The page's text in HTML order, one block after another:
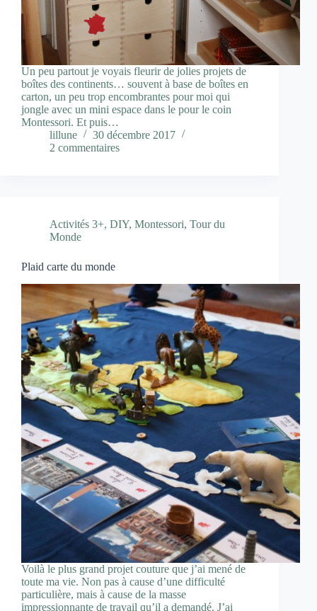
Un peu partout je voyais fleurir de jolies projets de
boîtes des continents… souvent à base de boîtes en
carton, un peu trop encombrantes pour moi qui
jongle avec un mini espace dans le pour le coin
Montessori. Et puis…
lillune
30 décembre 2017
2 commentaires
Activités 3+, DIY, Montessori, Tour du
Monde
Plaid carte du monde
Voilà le plus grand projet couture que j’ai mené de
toute ma vie. Non pas à cause d’une difficulté
particulière, mais à cause de la masse
impressionnante de travail qu’il a demandé. J’ai